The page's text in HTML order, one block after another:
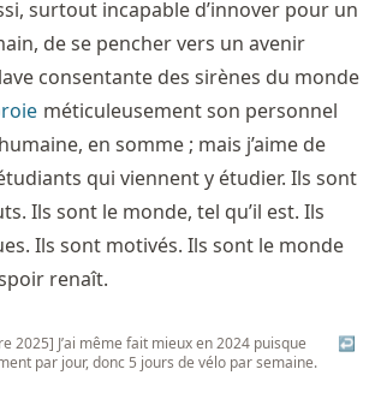
surtout incapable d’innover pour un
de se pencher vers un avenir
consentante des sirènes du monde
méticuleusement son personnel
en somme ; mais j’aime de
qui viennent y étudier. Ils sont
Ils sont le monde, tel qu’il est. Ils
Ils sont motivés. Ils sont le monde
renaît.
2025] J’ai même fait mieux en 2024 puisque
par jour, donc 5 jours de vélo par semaine.
↩